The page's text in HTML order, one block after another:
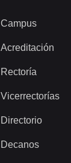
Campus
Acreditación
Rectoría
Vicerrectorías
Directorio
Decanos